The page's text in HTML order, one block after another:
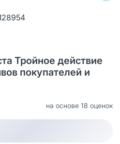
Тройное действие
покупателей и
на основе 18 оценок